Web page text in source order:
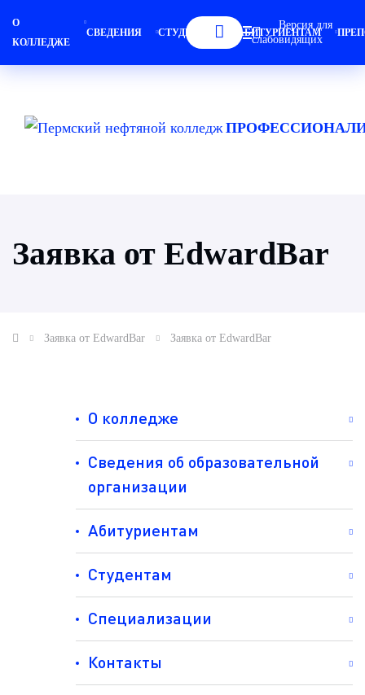
О
КОЛЛЕДЖЕ
СВЕДЕНИЯ СТУДЕНТАМ АБИТУРИЕНТАМ
Версия для
слабовидящих
Заявка от EdwardBar
Заявка от EdwardBar Заявка от EdwardBar
О колледже
Сведения об образовательной
организации
Абитуриентам
Студентам
Специализации
Контакты